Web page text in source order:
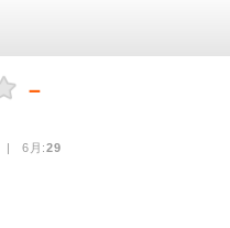
－
| 6月:29